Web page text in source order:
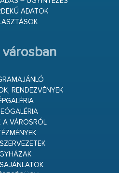
ADATOK
városban
RENDEZVÉNYEK
A VÁROSRÓL